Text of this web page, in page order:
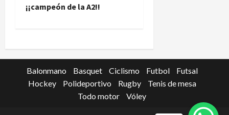
e
a
c
¡¡campeón de la A2!!
Balonmano Basquet Ciclismo Futbol
Futsal
Hockey
Polideportivo Rugby
Tenis de mesa
Todo motor
Vóley